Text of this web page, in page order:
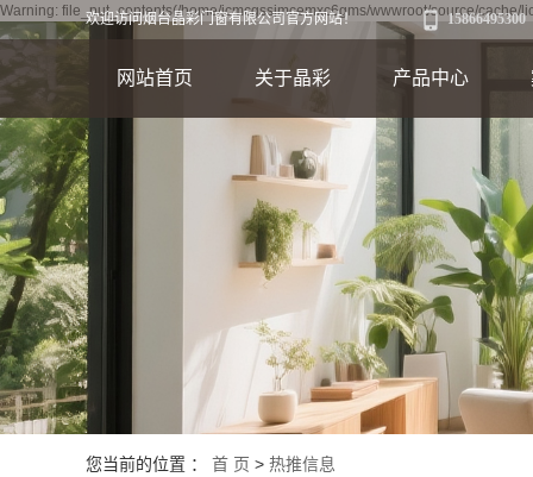
Warning: file_put_contents(/home/jcmcgssjmcemxc6gms/wwwroot/source/
欢迎访问烟台晶彩门窗有限公司官方网站！ 15866495300
网站首页 关于晶彩
公司简介
资质荣誉
产品中心
烟台门窗
烟台铝塑门窗
烟台断桥铝门窗
烟台封包阳台
烟台阳光房
烟台系统窗
您当前的位置 ： 首 页 > 热推信息